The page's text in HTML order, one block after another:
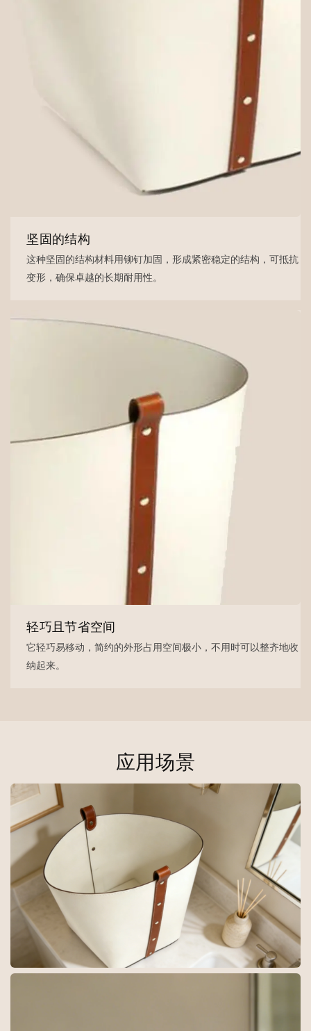
坚固的结构
这种坚固的结构材料用铆钉加固，形成紧密稳定的结构，可抵抗
变形，确保卓越的长期耐用性。
轻巧且节省空间
它轻巧易移动，简约的外形占用空间极小，不用时可以整齐地收
纳起来。
应用场景